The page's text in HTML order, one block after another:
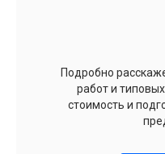
Подробно
работ и
стоимость и